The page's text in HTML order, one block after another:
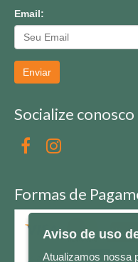
Email:
Enviar
Socialize conosco
Formas de
Aviso de uso
Atualizamos nossa